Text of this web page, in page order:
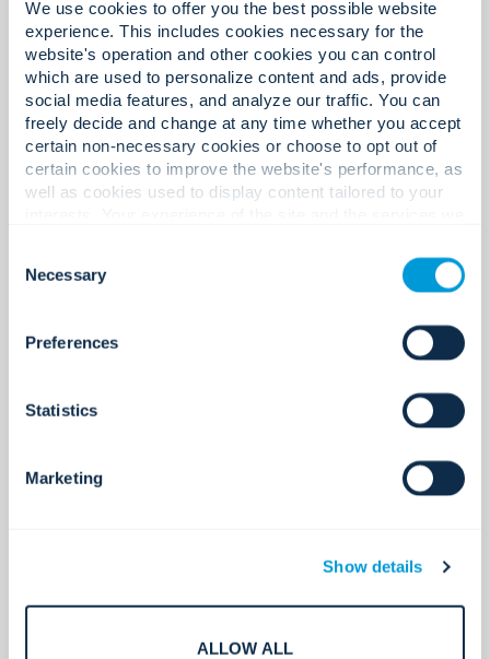
We use cookies to offer you the best possible website
experience. This includes cookies necessary for the
website's operation and other cookies you can control
which are used to personalize content and ads, provide
social media features, and analyze our traffic. You can
freely decide and change at any time whether you accept
certain non-necessary cookies or choose to opt out of
certain cookies to improve the website's performance, as
well as cookies used to display content tailored to your
cookies. Click "Show details" below for more information
about who we share your information with.
Selection
Necessary
Preferences
Statistics
Marketing
Show details
ALLOW ALL
Dowód w liczbach.
12
700+
200+